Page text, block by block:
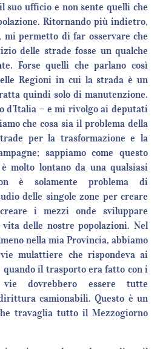
suo ufficio e non sente quelli che
Ritornando più indietro,
mi permetto di far osservare che
delle strade fosse un qualche
Forse quelli che parlano così
Regioni in cui la strada è un
quindi solo di manutenzione.
d’Italia – e mi rivolgo ai deputati
che cosa sia il problema della
per la trasformazione e la
sappiamo come questo
molto lontano da una qualsiasi
è solamente problema di
delle singole zone per creare
i mezzi onde sviluppare
delle nostre popolazioni. Nel
nella mia Provincia, abbiamo
mulattiere che rispondeva ai
quando il trasporto era fatto con i
dovrebbero essere tutte
camionabili. Questo è un
travaglia tutto il Mezzogiorno